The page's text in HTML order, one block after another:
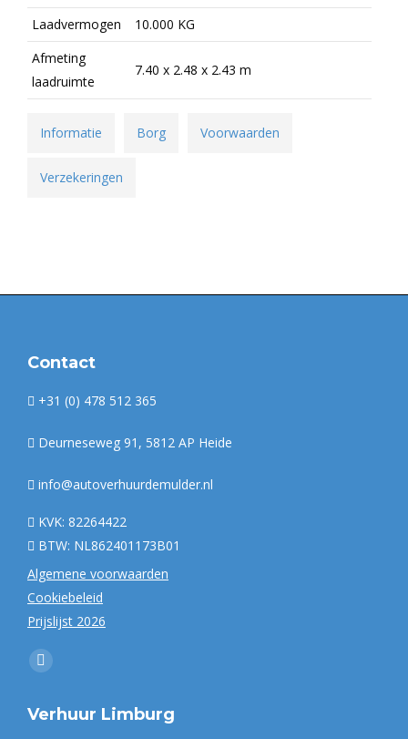
Laadvermogen
10.000 KG
Afmeting
laadruimte
7.40 x 2.48 x 2.43 m
Informatie Borg Voorwaarden
Verzekeringen
Contact
+31 (0) 478 512 365
Deurneseweg 91, 5812 AP Heide
info@autoverhuurdemulder.nl
KVK: 82264422
BTW: NL862401173B01
Algemene voorwaarden
Cookiebeleid
Prijslijst 2026
Vind ons op:
Facebook
opens
Verhuur Limburg